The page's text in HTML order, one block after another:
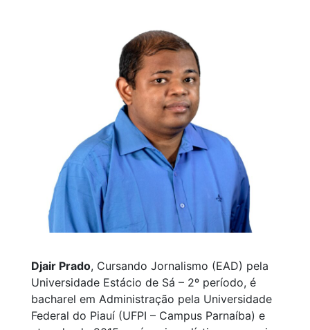
Djair Prado, Cursando Jornalismo (EAD) pela
Universidade Estácio de Sá – 2º período, é
bacharel em Administração pela Universidade
Federal do Piauí (UFPI – Campus Parnaíba) e